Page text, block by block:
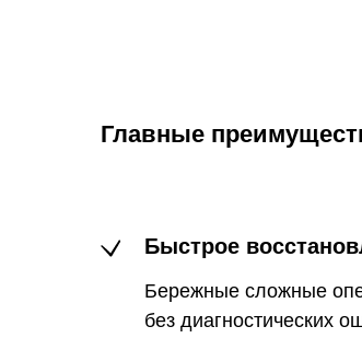
Главные
Быстрое
Бережные сложные
без диагностических